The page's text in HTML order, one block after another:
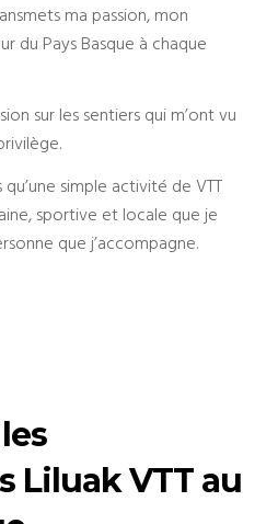
ma passion, mon
du Pays Basque à chaque
sur les sentiers qui m’ont vu
qu’une simple activité de VTT
sportive et locale que je
que j’accompagne.
Liluak VTT au